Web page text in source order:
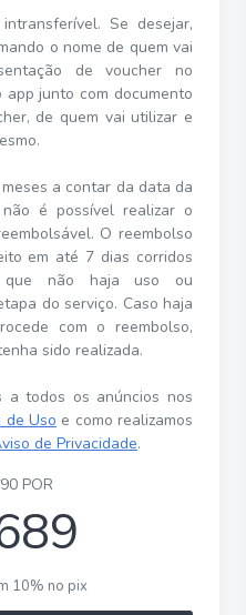
Se desejar,
o nome de quem vai
de voucher no
junto com documento
de quem vai utilizar e
a contar da data da
é possível realizar o
O reembolso
em até 7 dias corridos
que não haja uso ou
do serviço. Caso haja
com o reembolso,
sido realizada.
a todos os anúncios nos
de Uso e como realizamos
de Privacidade.
POR
10% no pix